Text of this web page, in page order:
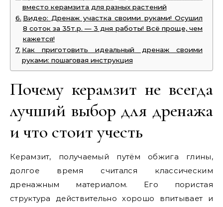
вместо керамзита для разных растений
Видео: Дренаж участка своими руками! Осушил
8 соток за 35т.р. — 3 дня работы! Всё проще, чем
кажется!
Как приготовить идеальный дренаж своими
руками: пошаговая инструкция
Почему керамзит не всегда
лучший выбор для дренажа
и что стоит учесть
Керамзит, получаемый путём обжига глины,
долгое время считался классическим
дренажным материалом. Его пористая
структура действительно хорошо впитывает и